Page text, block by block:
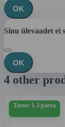
OK
Sinu ülevaadet ei
OK
4 other
Tarne: 1-3 päeva